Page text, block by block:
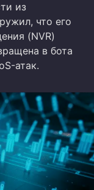
из
что его
(NVR)
в бота
атак.